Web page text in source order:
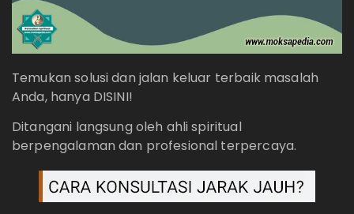
Temukan solusi dan jalan keluar terbaik masalah
Anda, hanya DISINI!
Ditangani langsung oleh ahli spiritual
berpengalaman dan profesional terpercaya.